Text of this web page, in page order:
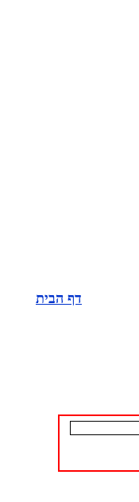
דף הבית